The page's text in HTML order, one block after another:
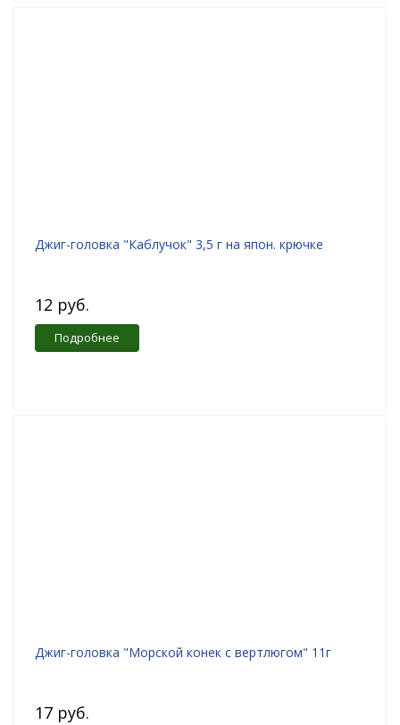
Джиг-головка "Каблучок" 3,5 г на япон. крючке
12 руб.
Подробнее
Джиг-головка "Морской конек с вертлюгом" 11г
17 руб.